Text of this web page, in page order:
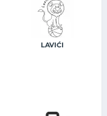
LAVIĆI